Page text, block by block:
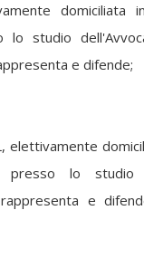
domiciliata
lo studio
e difende;
elettivamente
presso lo studio
e